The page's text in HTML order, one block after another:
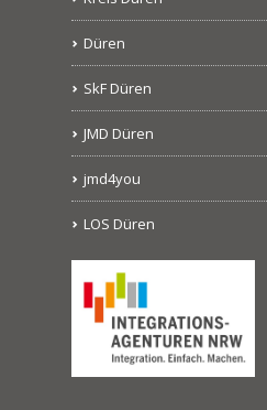
Düren
SkF Düren
JMD Düren
jmd4you
LOS Düren